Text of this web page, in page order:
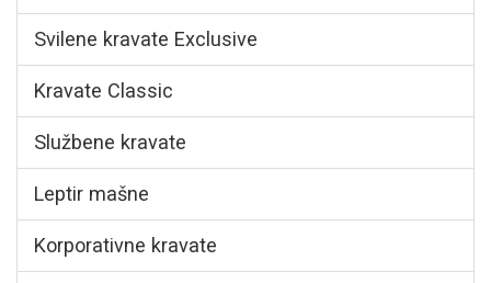
Svilene kravate Exclusive
Kravate Classic
Službene kravate
Leptir mašne
Korporativne kravate